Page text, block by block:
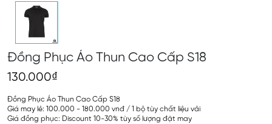
Đồng Phục Áo Thun Cao Cấp S18
130.000₫
Đồng Phục Áo Thun Cao Cấp S18
Giá may lẻ: 100.000 - 180.000 vnđ / 1 bộ tùy chất liệu vải
Giá đồng phục: Discount 10-30% tùy số lượng đặt may